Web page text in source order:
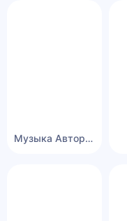
Музыка Авторадио